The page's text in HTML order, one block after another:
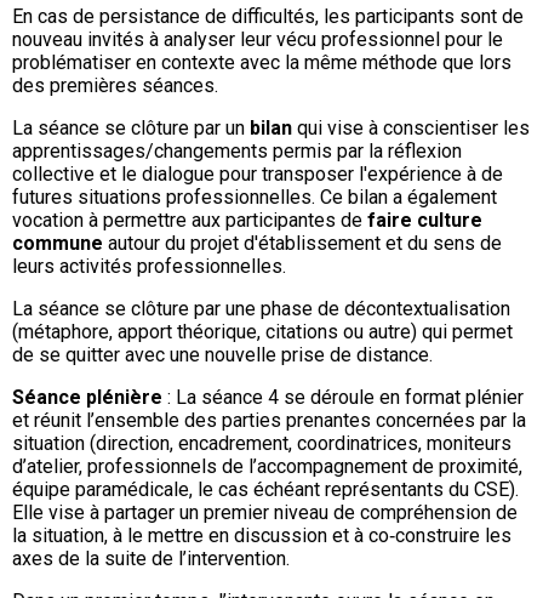
En cas de persistance de difficultés, les participants sont de
nouveau invités à analyser leur vécu professionnel pour le
problématiser en contexte avec la même méthode que lors
des premières séances.
La séance se clôture par un bilan qui vise à conscientiser les
apprentissages/changements permis par la réflexion
collective et le dialogue pour transposer l'expérience à de
futures situations professionnelles. Ce bilan a également
vocation à permettre aux participantes de faire culture
commune autour du projet d'établissement et du sens de
leurs activités professionnelles.
La séance se clôture par une phase de décontextualisation
(métaphore, apport théorique, citations ou autre) qui permet
de se quitter avec une nouvelle prise de distance.
Séance plénière : La séance 4 se déroule en format plénier
et réunit l’ensemble des parties prenantes concernées par la
situation (direction, encadrement, coordinatrices, moniteurs
d’atelier, professionnels de l’accompagnement de proximité,
équipe paramédicale, le cas échéant représentants du CSE).
Elle vise à partager un premier niveau de compréhension de
la situation, à le mettre en discussion et à co‑construire les
axes de la suite de l’intervention.